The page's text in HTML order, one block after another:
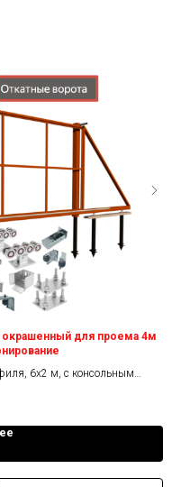
окрашенный для проема 4м
6х2 м, с консольным